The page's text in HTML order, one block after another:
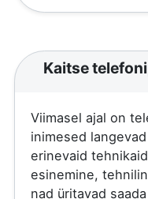
Kaitse
Viimasel ajal on
inimesed
erinevaid
esinemine,
nad üritavad